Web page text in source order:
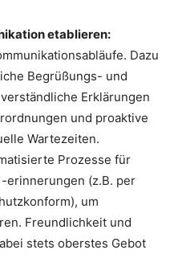
etablieren:
Dazu
Begrüßungs- und
Erklärungen
und proaktive
Wartezeiten.
Prozesse für
erinnerungen (z.B. per
um
Freundlichkeit und
stets oberstes Gebot